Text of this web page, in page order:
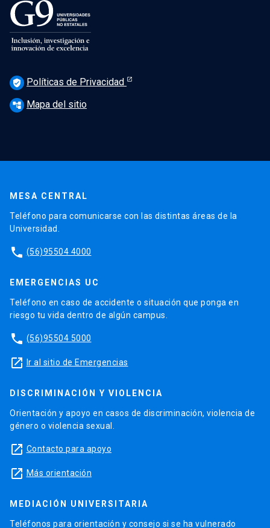
verified_user Políticas de Privacidad
account_tree Mapa del sitio
MESA CENTRAL
Teléfono para comunicarse con las distintas áreas de la
Universidad.
phone (56)95504 4000
EMERGENCIAS UC
Teléfono en caso de accidente o situación que ponga en
riesgo tu vida dentro de algún campus.
phone (56)95504 5000
launch Ir al sitio de Emergencias
DISCRIMINACIÓN Y VIOLENCIA
Orientación y apoyo en casos de discriminación, violencia de
género o violencia sexual.
launch Contacto para apoyo
launch Más orientación
MEDIACIÓN UNIVERSITARIA
Teléfonos para orientación y consejo si se ha vulnerado